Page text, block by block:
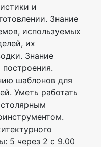
и
Знание
используемых
их
Знание
шаблонов для
Уметь работать
5 через 2 с 9.00